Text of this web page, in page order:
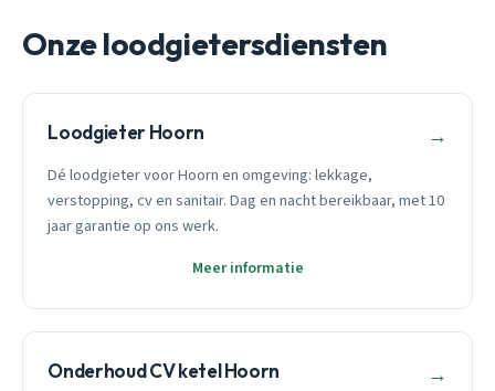
Onze loodgietersdiensten
Loodgieter Hoorn →
Dé loodgieter voor Hoorn en omgeving: lekkage,
verstopping, cv en sanitair. Dag en nacht bereikbaar, met 10
jaar garantie op ons werk.
Meer informatie
Onderhoud CV ketel Hoorn →